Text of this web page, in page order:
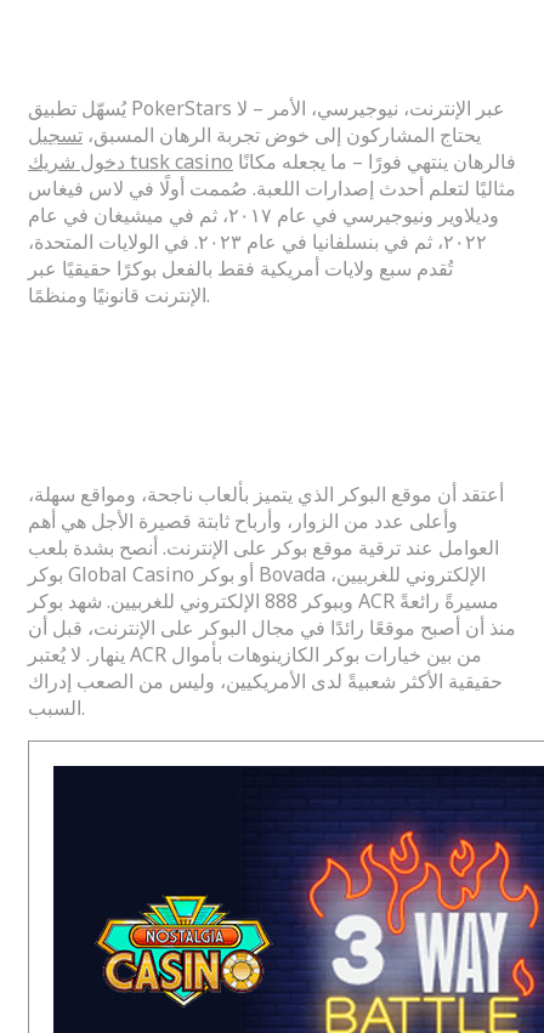
يُسهّل تطبيق PokerStars عبر الإنترنت، نيوجيرسي، الأمر – لا
يحتاج المشاركون إلى خوض تجربة الرهان المسبق، تسجيل
دخول شريك tusk casino
مثاليًا لتعلم أحدث إصدارات اللعبة. صُممت أولًا في لاس فيغاس
وديلاوير ونيوجيرسي في عام ٢٠١٧، ثم في ميشيغان في عام
٢٠٢٢، ثم في بنسلفانيا في عام ٢٠٢٣. في الولايات المتحدة،
تُقدم سبع ولايات أمريكية فقط بالفعل بوكرًا حقيقيًا عبر
الإنترنت قانونيًا ومنظمًا.
أعتقد أن موقع البوكر الذي يتميز بألعاب ناجحة، ومواقع سهلة،
وأعلى عدد من الزوار، وأرباح ثابتة قصيرة الأجل هي أهم
العوامل عند ترقية موقع بوكر على الإنترنت. أنصح بشدة بلعب
بوكر Global Casino أو بوكر Bovada الإلكتروني للغربيين،
وببوكر 888 الإلكتروني للغربيين. شهد بوكر ACR مسيرةً رائعةً
منذ أن أصبح موقعًا رائدًا في مجال البوكر على الإنترنت، قبل أن
ينهار. لا يُعتبر ACR من بين خيارات بوكر الكازينوهات بأموال
حقيقية الأكثر شعبيةً لدى الأمريكيين، وليس من الصعب إدراك
السبب.